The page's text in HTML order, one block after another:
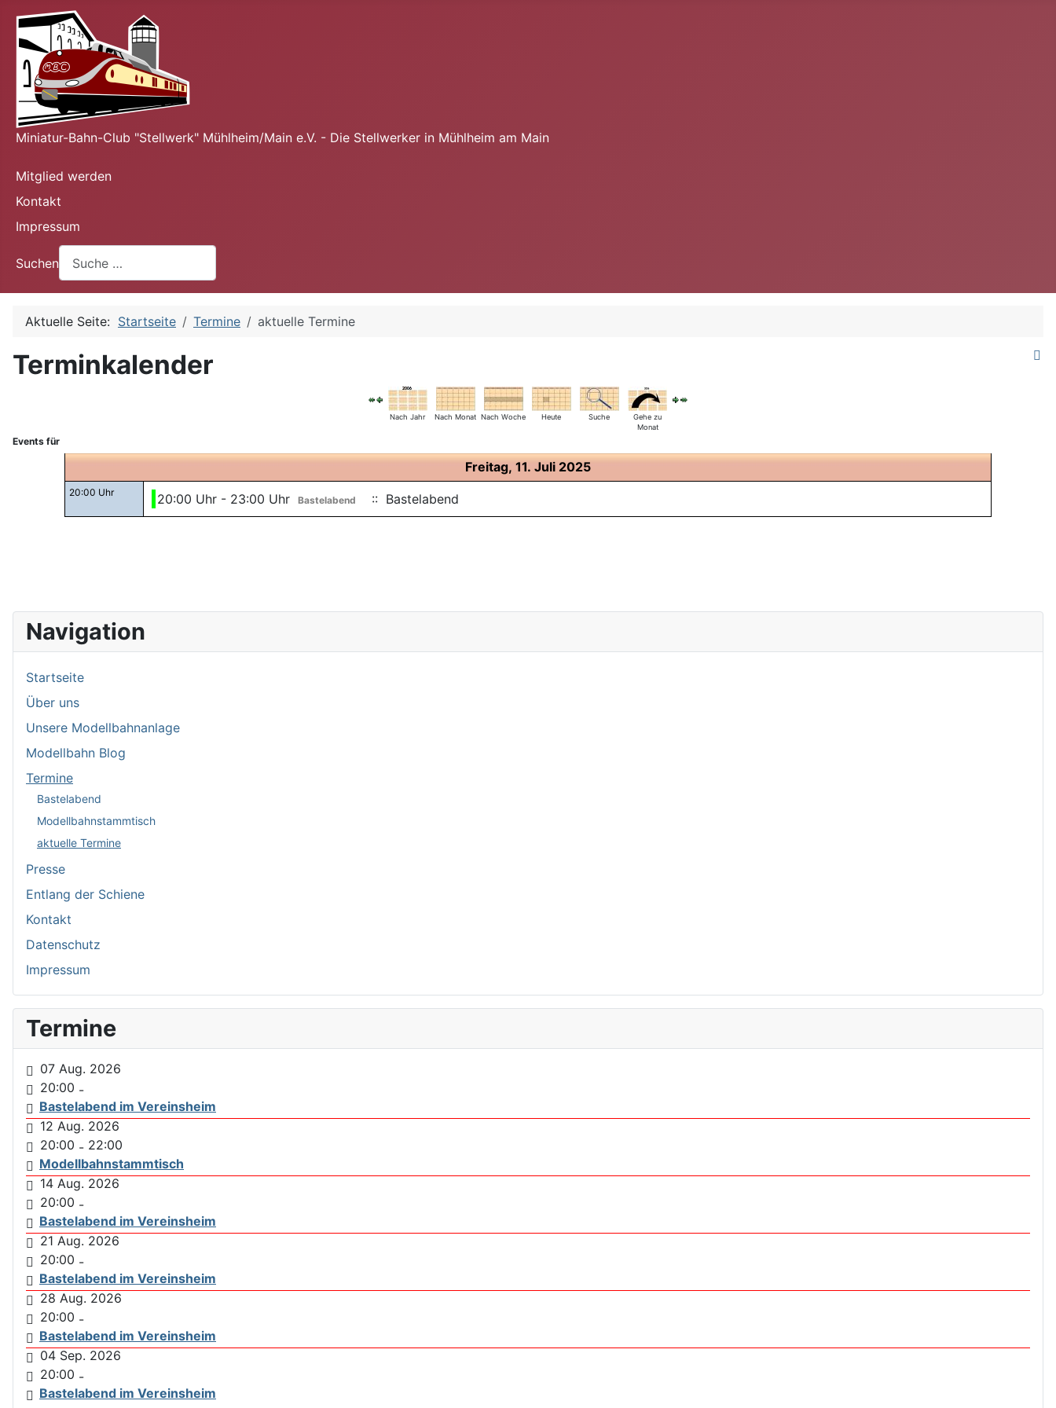
Miniatur-Bahn-Club "Stellwerk" Mühlheim/Main e.V. - Die Stellwerker in Mühlheim am Main
Mitglied werden
Kontakt
Impressum
Suchen
Aktuelle Seite: Startseite Termine aktuelle Termine
Terminkalender
Nach Jahr Nach Monat Nach Woche Heute Suche
Gehe zu
Monat
Events für
Freitag, 11. Juli 2025
20:00 Uhr 20:00 Uhr - 23:00 Uhr Bastelabend :: Bastelabend
Navigation
Startseite
Über uns
Unsere Modellbahnanlage
Modellbahn Blog
Termine
Bastelabend
Modellbahnstammtisch
aktuelle Termine
Presse
Entlang der Schiene
Kontakt
Datenschutz
Impressum
Termine
07 Aug. 2026
20:00 -
Bastelabend im Vereinsheim
12 Aug. 2026
20:00 - 22:00
Modellbahnstammtisch
14 Aug. 2026
20:00 -
Bastelabend im Vereinsheim
21 Aug. 2026
20:00 -
Bastelabend im Vereinsheim
28 Aug. 2026
20:00 -
Bastelabend im Vereinsheim
04 Sep. 2026
20:00 -
Bastelabend im Vereinsheim